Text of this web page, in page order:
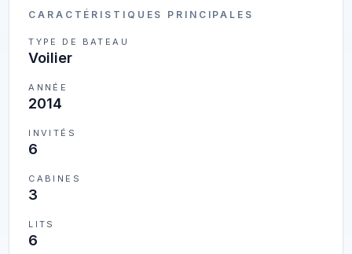
CARACTÉRISTIQUES PRINCIPALES
TYPE DE BATEAU
Voilier
ANNÉE
2014
INVITÉS
6
CABINES
3
LITS
6